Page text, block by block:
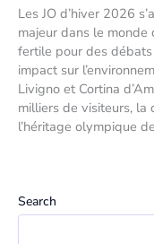
Les JO d’hiver 2026
majeur dans le monde
fertile pour des
impact sur
Livigno et Cortina
milliers de visiteurs,
l’héritage olympique
Search